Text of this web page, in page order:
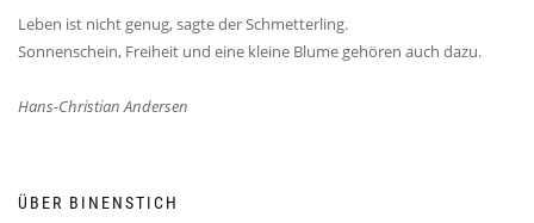
Leben ist nicht genug, sagte der Schmetterling.
Sonnenschein, Freiheit und eine kleine Blume gehören auch dazu.
Hans-Christian Andersen
ÜBER BINENSTICH